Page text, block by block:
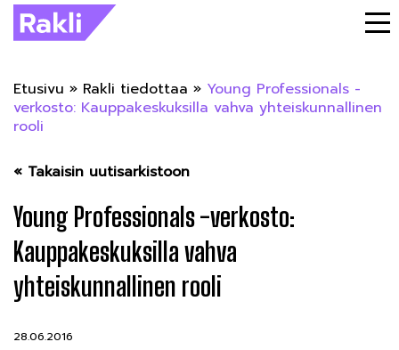
Etusivu » Rakli tiedottaa » Young Professionals -
verkosto: Kauppakeskuksilla vahva yhteiskunnallinen
rooli
« Takaisin uutisarkistoon
Young Professionals -verkosto:
Kauppakeskuksilla vahva
yhteiskunnallinen rooli
28.06.2016